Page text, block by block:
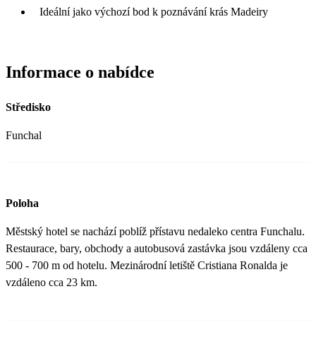
Ideální jako výchozí bod k poznávání krás Madeiry
Informace o nabídce
Středisko
Funchal
Poloha
Městský hotel se nachází poblíž přístavu nedaleko centra Funchalu.
Restaurace, bary, obchody a autobusová zastávka jsou vzdáleny cca
500 - 700 m od hotelu. Mezinárodní letiště Cristiana Ronalda je
vzdáleno cca 23 km.